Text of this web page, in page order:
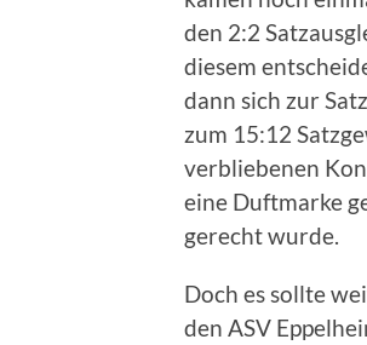
den 2:2
diesem
dann sich zur
zum 15:12
verbliebenen
eine Duftmarke
gerecht wurde.
Doch es sollte
den ASV